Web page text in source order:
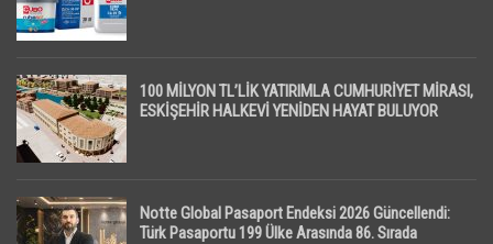
100 MİLYON TL’LİK YATIRIMLA CUMHURİYET MİRASI,
ESKİŞEHİR HALKEVİ YENİDEN HAYAT BULUYOR
Notte Global Pasaport Endeksi 2026 Güncellendi:
Türk Pasaportu 199 Ülke Arasında 86. Sırada